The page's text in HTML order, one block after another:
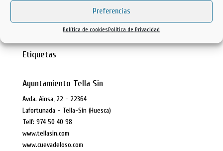
Preferencias
Política de cookiesPolítica de Privacidad
REVERSION RIO DUERO
mayo 3, 2022
Etiquetas
Ayuntamiento Tella Sin
Avda. Ainsa, 22 - 22364
Lafortunada - Tella-Sin (Huesca)
Telf: 974 50 40 98
www.tellasin.com
www.cuevadeloso.com